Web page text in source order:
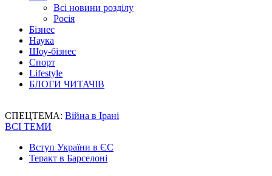
Всі новини розділу
Росія
Бізнес
Наука
Шоу-бізнес
Спорт
Lifestyle
БЛОГИ ЧИТАЧІВ
СПЕЦТЕМА: Війна в Ірані
ВСІ ТЕМИ
Вступ України в ЄС
Теракт в Барселоні